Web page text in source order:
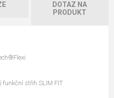
DOTAZ NA
PRODUKT
střih SLIM FIT